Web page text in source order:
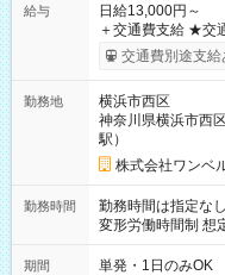
給与
日給13,000円～
＋交通費支給 ★交通費全額支給！ ┗案件により規定あり ★日払
いOK！（規定あ
ンビニATMから 日払い
交通費別途支給
勤務地
横浜市西区
神奈川県横浜市西
駅）
株式会社ワンベ
勤務時間
勤務時間は指定なし
変形労働時間制 想定労働時間
～21：00
期間 単発・1日のみOK